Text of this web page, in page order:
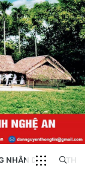
NHÂN DÂN